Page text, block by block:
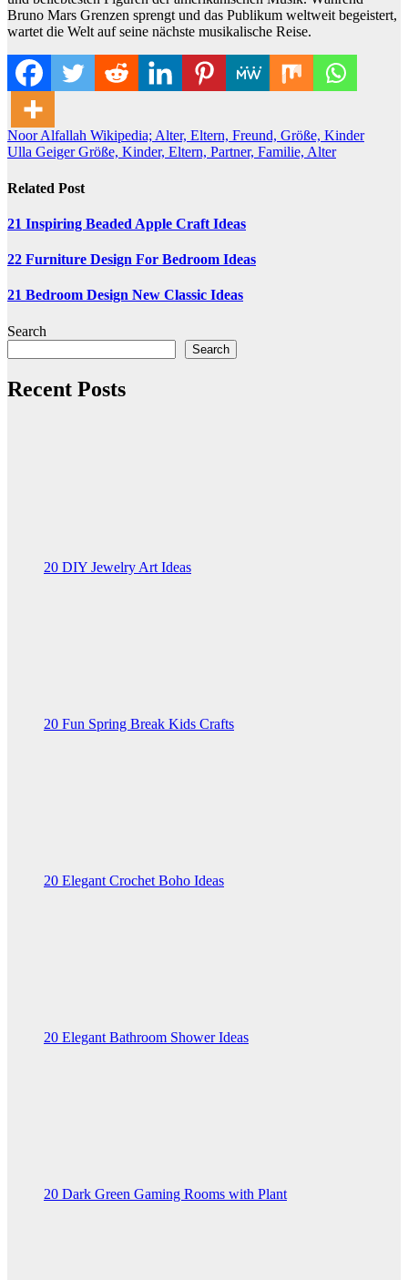
Bruno Mars Grenzen sprengt und das Publikum weltweit begeistert,
wartet die Welt auf seine nächste musikalische Reise.
Post
navigation
Noor Alfallah Wikipedia; Alter, Eltern, Freund, Größe, Kinder
Ulla Geiger Größe, Kinder, Eltern, Partner, Familie, Alter
Related Post
21 Inspiring Beaded Apple Craft Ideas
22 Furniture Design For Bedroom Ideas
21 Bedroom Design New Classic Ideas
Search
Search
Recent Posts
20 DIY Jewelry Art Ideas
20 Fun Spring Break Kids Crafts
20 Elegant Crochet Boho Ideas
20 Elegant Bathroom Shower Ideas
20 Dark Green Gaming Rooms with Plant